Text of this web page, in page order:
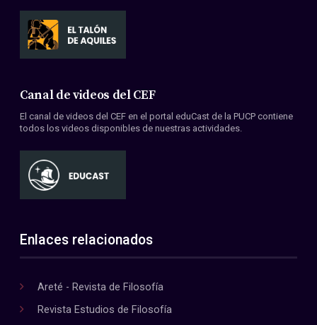
Canal de videos del CEF
El canal de videos del CEF en el portal eduCast de la PUCP contiene
todos los videos disponibles de nuestras actividades.
Enlaces relacionados
Areté - Revista de Filosofía
Revista Estudios de Filosofía